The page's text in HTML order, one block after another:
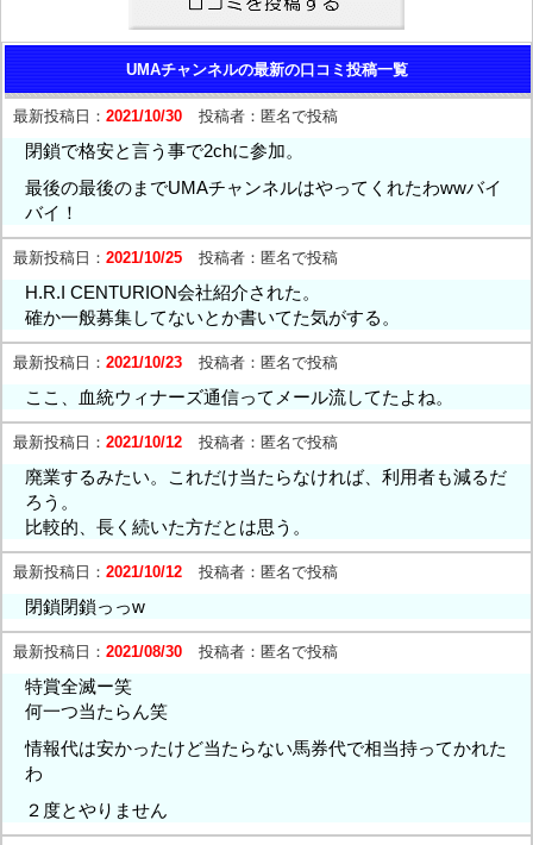
UMAチャンネルの最新の口コミ投稿一覧
最新投稿日： 2021/10/30 投稿者： 匿名で投稿
閉鎖で格安と言う事で2chに参加。
最後の最後のまでUMAチャンネルはやってくれたわwwバイ
バイ！
最新投稿日： 2021/10/25 投稿者： 匿名で投稿
H.R.I CENTURION会社紹介された。
確か一般募集してないとか書いてた気がする。
最新投稿日： 2021/10/23 投稿者： 匿名で投稿
ここ、血統ウィナーズ通信ってメール流してたよね。
最新投稿日： 2021/10/12 投稿者： 匿名で投稿
廃業するみたい。これだけ当たらなければ、利用者も減るだ
ろう。
比較的、長く続いた方だとは思う。
最新投稿日： 2021/10/12 投稿者： 匿名で投稿
閉鎖閉鎖っっw
最新投稿日： 2021/08/30 投稿者： 匿名で投稿
特賞全滅ー笑
何一つ当たらん笑
情報代は安かったけど当たらない馬券代で相当持ってかれた
わ
２度とやりません